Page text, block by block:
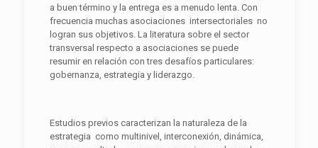
a buen término y la entrega es a menudo lenta. Con
frecuencia muchas asociaciones intersectoriales no
logran sus objetivos. La literatura sobre el sector
transversal respecto a asociaciones se puede
resumir en relación con tres desafíos particulares:
gobernanza, estrategia y liderazgo.
Estudios previos caracterizan la naturaleza de la
estrategia como multinivel, interconexión, dinámica,